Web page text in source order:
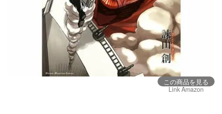
この商品を見る
Link Amazon